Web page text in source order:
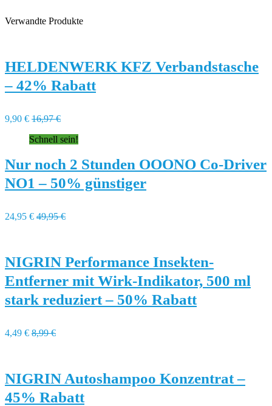
Verwandte Produkte
HELDENWERK KFZ Verbandstasche
– 42% Rabatt
9,90 € 16,97 €
Schnell sein!
Nur noch 2 Stunden OOONO Co-Driver
NO1 – 50% günstiger
24,95 € 49,95 €
NIGRIN Performance Insekten-
Entferner mit Wirk-Indikator, 500 ml
stark reduziert – 50% Rabatt
4,49 € 8,99 €
NIGRIN Autoshampoo Konzentrat –
45% Rabatt